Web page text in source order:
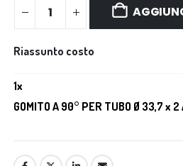
Riassunto costo
1x
GOMITO A 90° PER TUBO Ø 33,7 x